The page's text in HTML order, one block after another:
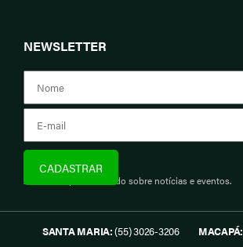
NEWSLETTER
Assine e fique informado sobre notícias e eventos.
SANTA MARIA:(55) 3026-3206 MACAPÁ: